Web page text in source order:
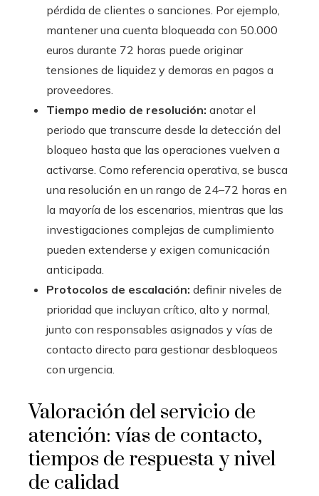
pérdida de clientes o sanciones. Por ejemplo,
mantener una cuenta bloqueada con 50.000
euros durante 72 horas puede originar
tensiones de liquidez y demoras en pagos a
proveedores.
Tiempo medio de resolución: anotar el
periodo que transcurre desde la detección del
bloqueo hasta que las operaciones vuelven a
activarse. Como referencia operativa, se busca
una resolución en un rango de 24–72 horas en
la mayoría de los escenarios, mientras que las
investigaciones complejas de cumplimiento
pueden extenderse y exigen comunicación
anticipada.
Protocolos de escalación: definir niveles de
prioridad que incluyan crítico, alto y normal,
junto con responsables asignados y vías de
contacto directo para gestionar desbloqueos
con urgencia.
Valoración del servicio de
atención: vías de contacto,
tiempos de respuesta y nivel
de calidad